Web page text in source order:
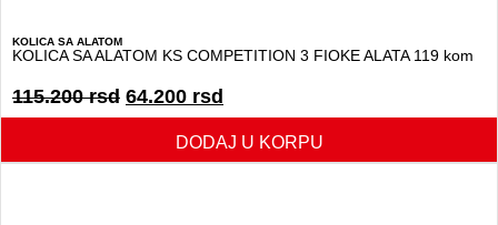
KOLICA SA ALATOM
KOLICA SA ALATOM KS COMPETITION 3 FIOKE ALATA 119 kom
115.200rsd 64.200 rsd
DODAJ U KORPU